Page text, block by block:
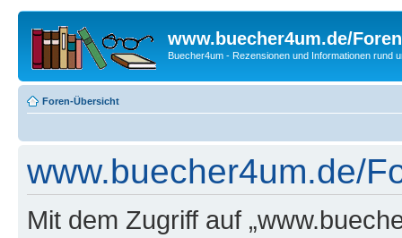
www.buecher4um.de/Foren
Buecher4um - Rezensionen und Informationen rund
Foren-Übersicht
www.buecher4um.de/
Mit dem Zugriff auf